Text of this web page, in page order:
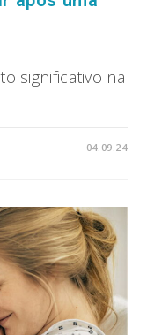
significativo na
04.09.24